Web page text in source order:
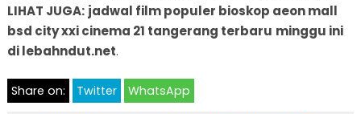
LIHAT JUGA: jadwal film populer bioskop aeon mall
bsd city xxi cinema 21 tangerang terbaru minggu ini
di lebahndut.net.
Share on: Twitter WhatsApp